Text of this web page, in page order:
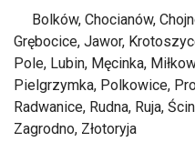
Bolków, Chocianów,
Grębocice, Jawor,
Pole, Lubin, Męcinka,
Pielgrzymka, Polkowice,
Radwanice, Rudna, Ruja,
Zagrodno, Złotoryja